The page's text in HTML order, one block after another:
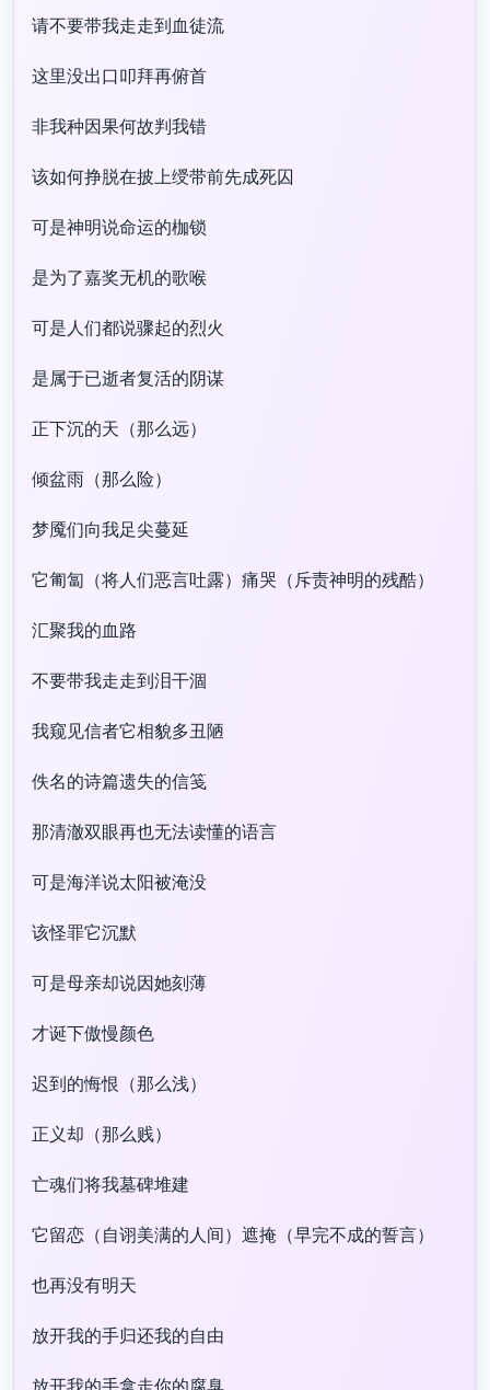
请不要带我走走到血徒流
这里没出口叩拜再俯首
非我种因果何故判我错
该如何挣脱在披上绶带前先成死囚
可是神明说命运的枷锁
是为了嘉奖无机的歌喉
可是人们都说骤起的烈火
是属于已逝者复活的阴谋
正下沉的天（那么远）
倾盆雨（那么险）
梦魇们向我足尖蔓延
它匍匐（将人们恶言吐露）痛哭（斥责神明的残酷）
汇聚我的血路
不要带我走走到泪干涸
我窥见信者它相貌多丑陋
佚名的诗篇遗失的信笺
那清澈双眼再也无法读懂的语言
可是海洋说太阳被淹没
该怪罪它沉默
可是母亲却说因她刻薄
才诞下傲慢颜色
迟到的悔恨（那么浅）
正义却（那么贱）
亡魂们将我墓碑堆建
它留恋（自诩美满的人间）遮掩（早完不成的誓言）
也再没有明天
放开我的手归还我的自由
放开我的手拿走你的腐臭